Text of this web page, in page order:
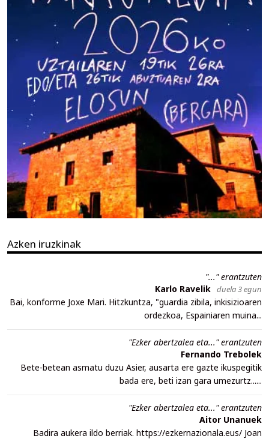
Azken iruzkinak
"..." erantzuten
Karlo Ravelik duela 3 egun
Bai, konforme Joxe Mari. Hitzkuntza, "guardia zibila, inkisizioaren
ordezkoa, Espainiaren muina...
"Ezker abertzalea eta..." erantzuten
Fernando Trebolek
Bete-betean asmatu duzu Asier, ausarta ere gazte ikuspegitik
bada ere, beti izan gara umezurtz......
"Ezker abertzalea eta..." erantzuten
Aitor Unanuek
Badira aukera ildo berriak. https://ezkernazionala.eus/ Joan